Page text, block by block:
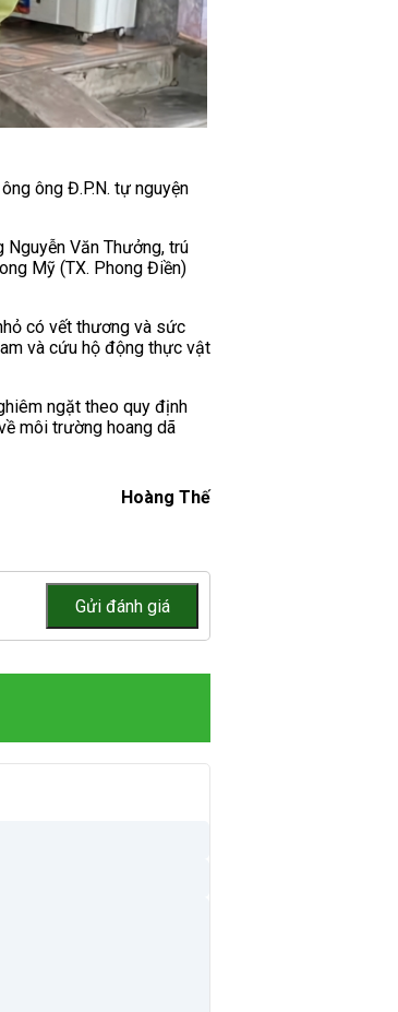
ông Đ.P.N. tự nguyện
Nguyễn Văn Thưởng, trú
Mỹ (TX. Phong Điền)
có vết thương và sức
và cứu hộ động thực vật
ngặt theo quy định
môi trường hoang dã
Hoàng Thế